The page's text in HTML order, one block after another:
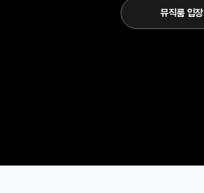
뮤직룸 입장